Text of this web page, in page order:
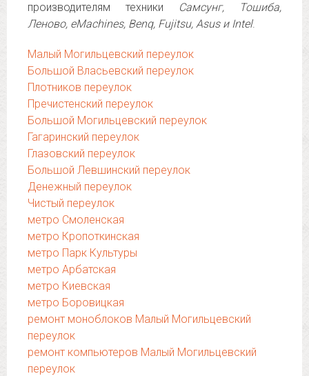
производителям техники
Самсунг, Тошиба,
Леново, eMachines, Benq, Fujitsu, Asus и Intel.
Малый Могильцевский переулок
Большой Власьевский переулок
Плотников переулок
Пречистенский переулок
Большой Могильцевский переулок
Гагаринский переулок
Глазовский переулок
Большой Левшинский переулок
Денежный переулок
Чистый переулок
метро Смоленская
метро Кропоткинская
метро Парк Культуры
метро Арбатская
метро Киевская
метро Боровицкая
ремонт моноблоков Малый Могильцевский
переулок
ремонт компьютеров Малый Могильцевский
переулок